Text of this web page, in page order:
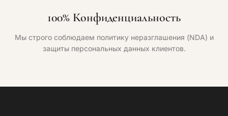
100% Конфиденциальность
Мы строго соблюдаем политику неразглашения (NDA) и
защиты персональных данных клиентов.